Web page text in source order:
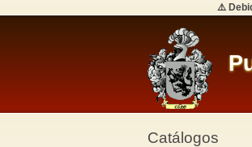
⚠️
Catálogos